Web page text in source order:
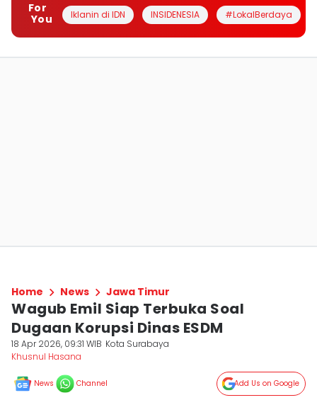
For
You
Iklanin di IDN INSIDENESIA #LokalBerdaya
Home News Jawa Timur
Wagub Emil Siap Terbuka Soal
Dugaan Korupsi Dinas ESDM
18 Apr 2026, 09:31 WIB Kota Surabaya
Khusnul Hasana
News Channel Add Us on Google